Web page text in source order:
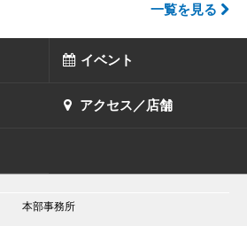
一覧を見る
イベント
アクセス／店舗
本部事務所